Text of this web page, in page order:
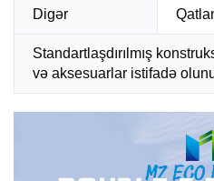
Digər
Standartlaşdırılmış
və aksesuarlar istifadə